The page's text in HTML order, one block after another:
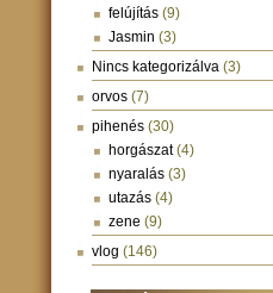
felújítás (9)
Jasmin (3)
Nincs kategorizálva (3)
orvos (7)
pihenés (30)
horgászat(4)
nyaralás (3)
utazás (4)
zene (9)
vlog (146)